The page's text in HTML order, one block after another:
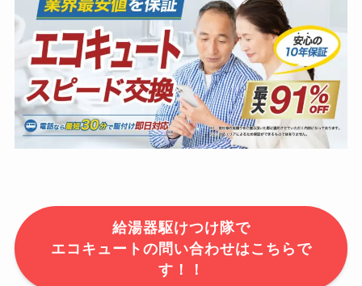
給湯器駆けつけ隊で
エコキュートの問い合わせはこちらで
す！！